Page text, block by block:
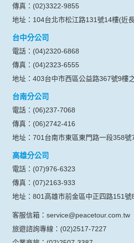
傳真：(02)3322-9855
地址：104台北市松江路131號14樓(近
台中分公司
電話：(04)2320-6868
傳真：(04)2323-6555
地址：403台中市西區公益路367號9樓
台南分公司
電話：(06)237-7068
傳真：(06)2742-416
地址：701台南市東區東門路一段358號
高雄分公司
電話：(07)976-6323
傳真：(07)2163-933
地址：801高雄市前金區中正四路151號
客服信箱：service@peacetour.com.tw
旅遊諮詢專線：(02)2517-7227